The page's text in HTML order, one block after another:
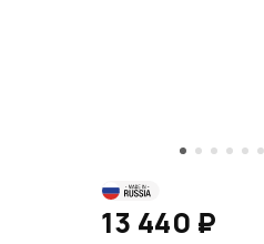
13 440 ₽